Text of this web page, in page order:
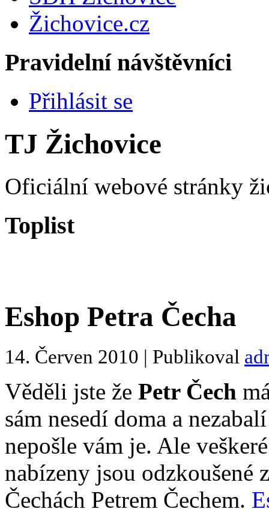
Žichovice.cz
Pravidelní návštěvníci
Přihlásit se
TJ Žichovice
Oficiální webové stránky
Toplist
Eshop Petra Čecha
14. Červen 2010 | Publikoval
Věděli jste že Petr Čech
sám nesedí doma a
nepošle vám je. Ale
nabízeny jsou odzkoušené
Čechách Petrem Čechem.